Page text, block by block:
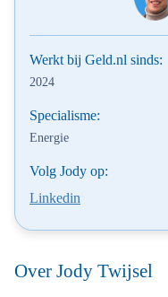
Werkt bij Geld.nl sinds:
2024
Specialisme:
Energie
Volg Jody op:
Linkedin
Over Jody Twijsel